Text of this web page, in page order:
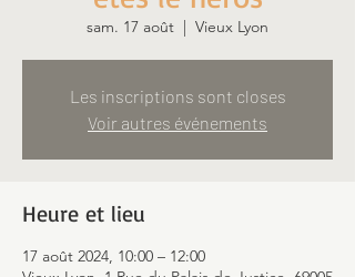
sam. 17 août
  |
Vieux Lyon
Les inscriptions sont closes
Voir autres événements
Heure et lieu
17 août 2024, 10:00 – 12:00